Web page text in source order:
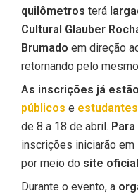
quilômetros terá
Cultural Glauber
Brumado em direção
retornando pelo
As inscrições já
públicos e
de 8 a 18 de abril.
inscrições iniciarão em
por meio do site
Durante o evento, a